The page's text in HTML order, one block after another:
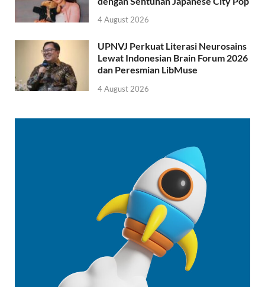
4 August 2026
UPNVJ Perkuat Literasi Neurosains
Lewat Indonesian Brain Forum 2026
dan Peresmian LibMuse
4 August 2026